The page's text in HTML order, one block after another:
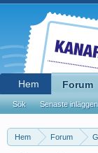
Hem Forum
Hem Forum
Sök Senaste inläggen